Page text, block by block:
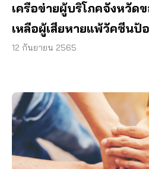
เครือข่ายผู้บริโภคจังหวัด
เหลือผู้เสียหายแพ้วัคซีนป้
12 กันยายน 2565